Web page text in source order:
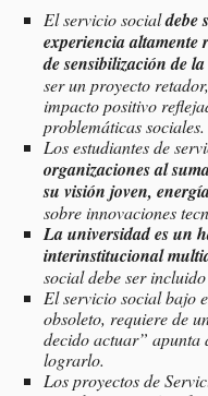
El servicio socialdebe
experiencia altamente
de sensibilización de
ser un proyecto
impacto positivo
problemáticas sociales.
Los estudiantes de
organizaciones al
su visión joven,
sobre innovaciones
La universidad es un
interinstitucional
social debe ser
El servicio social bajo
obsoleto, requiere de
decido actuar” apunta
lograrlo.
Los proyectos de